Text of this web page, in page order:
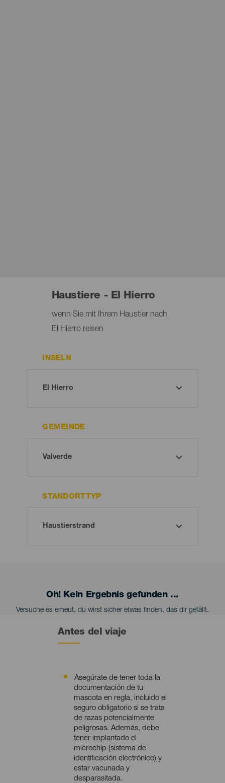
Haustiere - El Hierro
wenn Sie mit Ihrem Haustier nach
El Hierro reisen
INSELN
GEMEINDE
STANDORTTYP
Oh! Kein Ergebnis gefunden ...
Versuche es erneut, du wirst sicher etwas finden, das dir gefällt.
Antes del viaje
ContenidoAsegúrate de tener toda la
documentación de tu
mascota en regla, incluido el
seguro obligatorio si se trata
de razas potencialmente
peligrosas. Además, debe
tener implantado el
microchip (sistema de
identificación electrónico) y
estar vacunada y
desparasitada.